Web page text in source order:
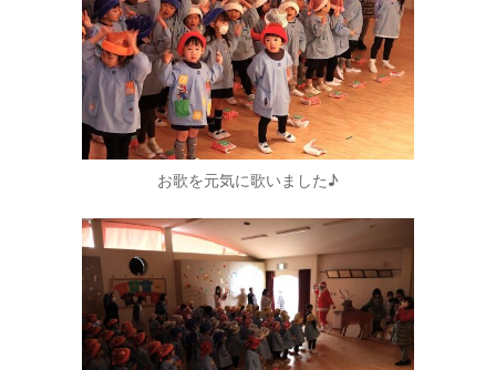
お歌を元気に歌いました♪